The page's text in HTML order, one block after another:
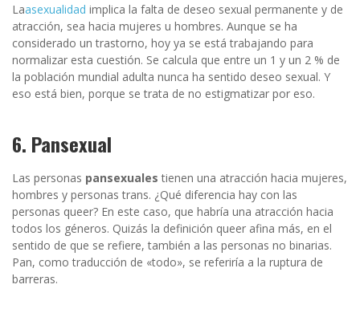
Laasexualidad implica la falta de deseo sexual permanente y de
atracción, sea hacia mujeres u hombres. Aunque se ha
considerado un trastorno, hoy ya se está trabajando para
normalizar esta cuestión. Se calcula que entre un 1 y un 2 % de
la población mundial adulta nunca ha sentido deseo sexual. Y
eso está bien, porque se trata de no estigmatizar por eso.
6. Pansexual
Las personas pansexuales tienen una atracción hacia mujeres,
hombres y personas trans. ¿Qué diferencia hay con las
personas queer? En este caso, que habría una atracción hacia
todos los géneros. Quizás la definición queer afina más, en el
sentido de que se refiere, también a las personas no binarias.
Pan, como traducción de «todo», se referiría a la ruptura de
barreras.